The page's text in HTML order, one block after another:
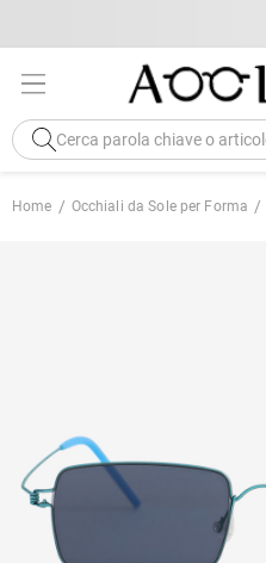
Home Occhiali da Sole per Forma